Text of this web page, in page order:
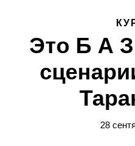
Это Б А
28